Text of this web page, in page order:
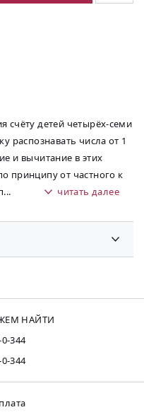
счёту детей четырёх-семи
распознавать числа от 1
и вычитание в этих
принципу от частного к
... читать далее
НАЙТИ
344
344